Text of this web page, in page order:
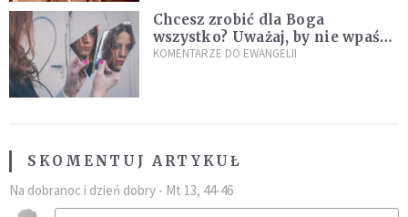
Chcesz zrobić dla Boga
wszystko? Uważaj, by nie wpaść
w groźną pułapkę
KOMENTARZE DO EWANGELII
SKOMENTUJ ARTYKUŁ
Na dobranoc i dzień dobry - Mt 13, 44-46